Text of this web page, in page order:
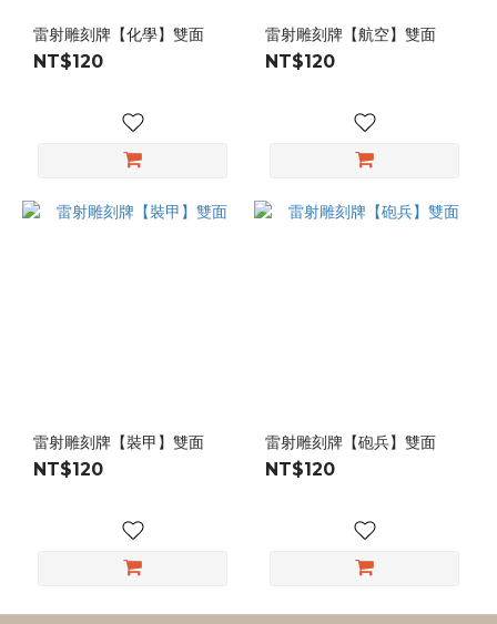
雷射雕刻牌【化學】雙面
NT$120
雷射雕刻牌【航空】雙面
NT$120
雷射雕刻牌【裝甲】雙面
NT$120
雷射雕刻牌【砲兵】雙面
NT$120